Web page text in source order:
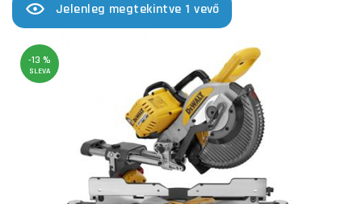
Jelenleg megtekintve 1 vevő
-13 %
SLEVA